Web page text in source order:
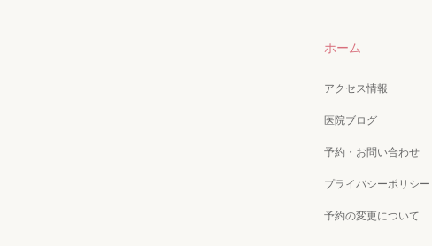
ホーム
アクセス情報
医院ブログ
予約・お問い合わせ
プライバシーポリシー
予約の変更について